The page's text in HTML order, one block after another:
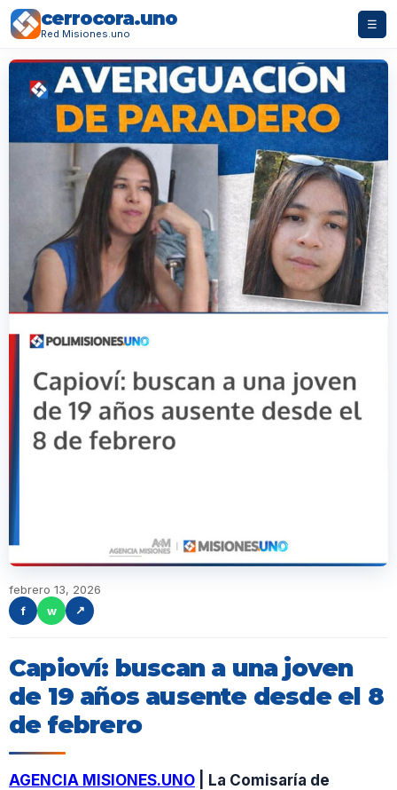
cerrocora.uno
Red Misiones.uno
☰
febrero 13, 2026
f
w ↗
Capioví: buscan a una joven
de 19 años ausente desde el 8
de febrero
AGENCIA MISIONES.UNO | La Comisaría de